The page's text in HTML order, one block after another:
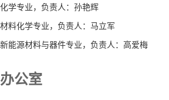
化学专业，负责人：孙艳辉
材料化学专业，负责人：马立军
新能源材料与器件专业，负责人：高爱梅
办公室